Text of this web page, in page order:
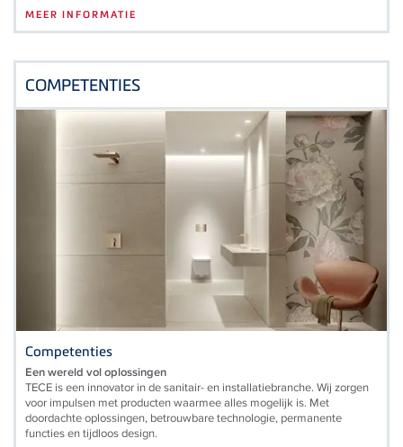
MEER INFORMATIE
COMPETENTIES
Competenties
Een wereld vol oplossingen
TECE is een innovator in de sanitair- en installatiebranche. Wij zorgen
voor impulsen met producten waarmee alles mogelijk is. Met
doordachte oplossingen, betrouwbare technologie, permanente
functies en tijdloos design.